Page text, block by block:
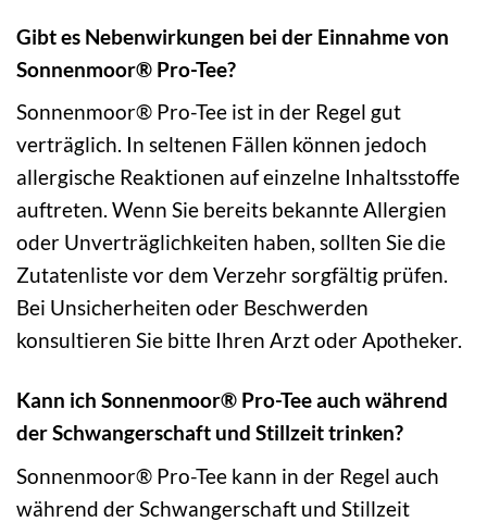
Gibt es Nebenwirkungen bei der Einnahme von
Sonnenmoor® Pro-Tee?
Sonnenmoor® Pro-Tee ist in der Regel gut
verträglich. In seltenen Fällen können jedoch
allergische Reaktionen auf einzelne Inhaltsstoffe
auftreten. Wenn Sie bereits bekannte Allergien
oder Unverträglichkeiten haben, sollten Sie die
Zutatenliste vor dem Verzehr sorgfältig prüfen.
Bei Unsicherheiten oder Beschwerden
konsultieren Sie bitte Ihren Arzt oder Apotheker.
Kann ich Sonnenmoor® Pro-Tee auch während
der Schwangerschaft und Stillzeit trinken?
Sonnenmoor® Pro-Tee kann in der Regel auch
während der Schwangerschaft und Stillzeit